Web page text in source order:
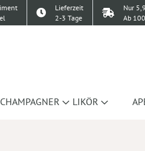
Lieferzeit
2-3 Tage
Nur
Ab
LIKÖR